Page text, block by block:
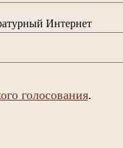
Интернет
голосования.